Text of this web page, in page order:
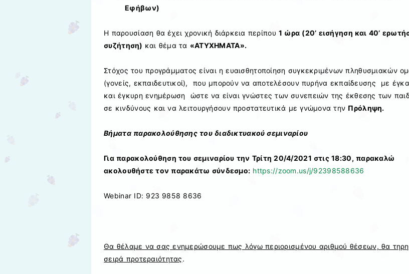
Εφήβων)
Η παρουσίαση θα έχει χρονική διάρκεια περίπου 1 ώρα (20’ εισήγηση και 40’
συζήτηση) και θέμα τα «ΑΤΥΧΗΜΑΤΑ».
Στόχος του προγράμματος είναι η ευαισθητοποίηση συγκεκριμένων πληθυσμιακών
(γονείς, εκπαιδευτικοί), που μπορούν να αποτελέσουν πυρήνα εκπαίδευσης με
και έγκυρη ενημέρωση ώστε να είναι γνώστες των συνεπειών της έκθεσης των
σε κινδύνους και να λειτουργήσουν προστατευτικά με γνώμονα την Πρόληψη.
Βήματα παρακολούθησης του διαδικτυακού σεμιναρίου
Για παρακολούθηση του σεμιναρίου την Τρίτη 20/4/2021 στις 18:30, παρακαλώ
ακολουθήστε τον παρακάτω σύνδεσμο: https://zoom.us/j/92398588636
Webinar ID: 923 9858 8636
Θα θέλαμε να σας ενημερώσουμε πως λόγω περιορισμένου αριθμού θέσεων, θα
σειρά προτεραιότητας.